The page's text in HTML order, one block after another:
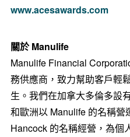
www.acesawards.com
關於 Manulife
Manulife Financial
務供應商，致力幫助客戶輕
生。我們在加拿大多倫多設
和歐洲以 Manulife 的名稱營
Hancock的名稱經營，為個